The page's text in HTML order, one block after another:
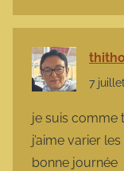
7
je suis comme
j’aime varier
bonne journée